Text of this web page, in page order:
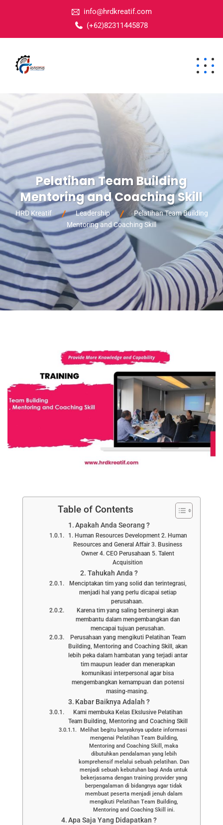
info@hrdkreatif.com
(+62)82311445878
Pelatihan Team Building
Mentoring and Coaching Skill
HRD Kreatif Leadership
Pelatihan Team Building
Mentoring and Coaching Skill
Table of Contents
Apakah Anda Seorang ?
1. Human Resources Development 2. Human
Resources and General Affair 3. Business
Owner 4. CEO Perusahaan 5. Talent
Acquisition
Tahukah Anda ?
Menciptakan tim yang solid dan terintegrasi,
menjadi hal yang perlu dicapai setiap
perusahaan.
Karena tim yang saling bersinergi akan
membantu dalam mengembangkan dan
mencapai tujuan perusahan.
Perusahaan yang mengikuti Pelatihan Team
Building, Mentoring and Coaching Skill, akan
lebih peka dalam hambatan yang terjadi antar
tim maupun leader dan menerapkan
komunikasi interpersonal agar bisa
mengembangkan kemampuan dan potensi
masing-masing.
Kabar Baiknya Adalah ?
Kami membuka Kelas Ekslusive Pelatihan
Team Building, Mentoring and Coaching Skill
Melihat begitu banyaknya update informasi
mengenai Pelatihan Team Building,
Mentoring and Coaching Skill, maka
dibutuhkan pendalaman yang lebih
komprehensif melalui sebuah pelatihan. Dan
menjadi sebuah kebutuhan bagi Anda untuk
bekerjasama dengan training provider yang
berpengalaman di bidangnya agar tidak
membuat peserta menjadi jenuh dalam
mengikuti Pelatihan Team Building,
Mentoring and Coaching Skill ini.
Apa Saja Yang Didapatkan ?